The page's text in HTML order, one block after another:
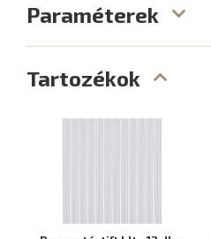
Paraméterek
Tartozékok